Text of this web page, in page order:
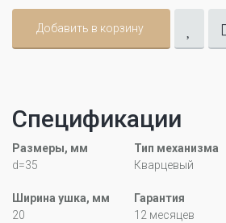
Добавить в корзину
Спецификации
Размеры, мм
d=35
Тип механизма
Кварцевый
Ширина ушка, мм
20
Гарантия
12 месяцев